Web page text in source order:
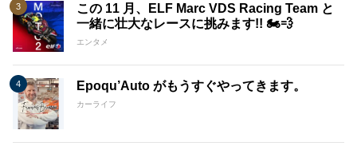
この 11 月、ELF Marc VDS Racing Team と
一緒に壮大なレースに挑みます!! 🏍️💨
エンタメ
Epoqu’Auto がもうすぐやってきます。
カーライフ